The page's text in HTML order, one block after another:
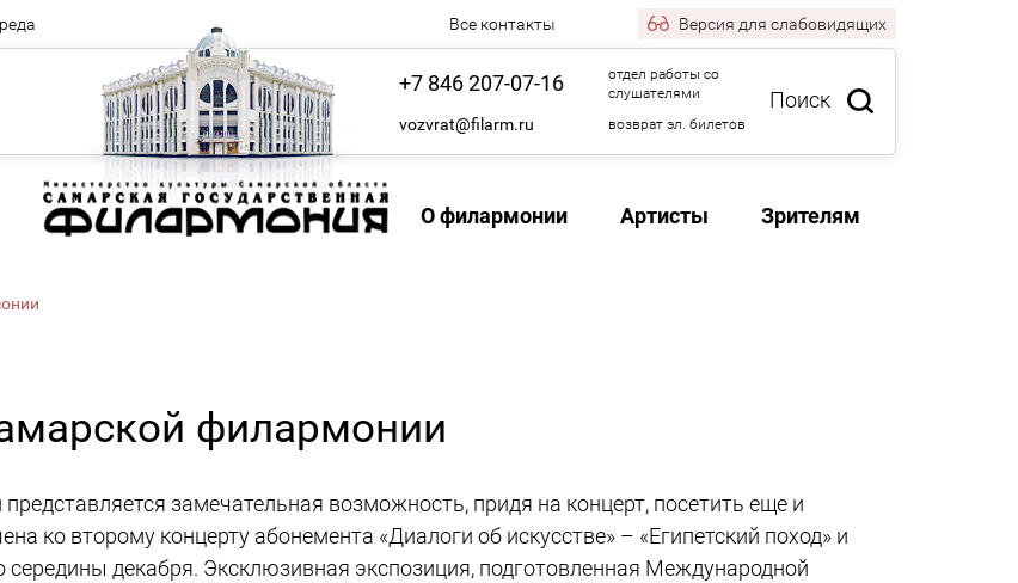
Все контакты Версия для слабовидящих
Поиск
+7 846 207-07-16
отдел работы со
слушателями
vozvrat@filarm.ru возврат эл. билетов
О филармонии Артисты Зрителям
филармонии
замечательная возможность, придя на концерт, посетить еще и
ко второму концерту абонемента «Диалоги об искусстве» – «Египетский поход» и
декабря. Эксклюзивная экспозиция, подготовленная Международной